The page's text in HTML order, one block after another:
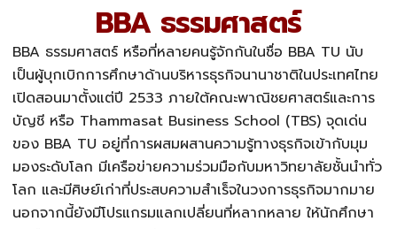
BBA ธรรมศาสตร์
BBA ธรรมศาสตร์ หรือที่หลายคนรู้จักกันในชื่อ BBA TU นับ
เป็นผู้บุกเบิกการศึกษาด้านบริหารธุรกิจนานาชาติในประเทศไทย
เปิดสอนมาตั้งแต่ปี 2533 ภายใต้คณะพาณิชยศาสตร์และการ
บัญชี หรือ Thammasat Business School (TBS) จุดเด่น
ของ BBA TU อยู่ที่การผสมผสานความรู้ทางธุรกิจเข้ากับมุม
มองระดับโลก มีเครือข่ายความร่วมมือกับมหาวิทยาลัยชั้นนำทั่ว
โลก และมีศิษย์เก่าที่ประสบความสำเร็จในวงการธุรกิจมากมาย
นอกจากนี้ยังมีโปรแกรมแลกเปลี่ยนที่หลากหลาย ให้นักศึกษา